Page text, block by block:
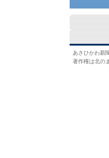
あさひかわ新
著作権は北の